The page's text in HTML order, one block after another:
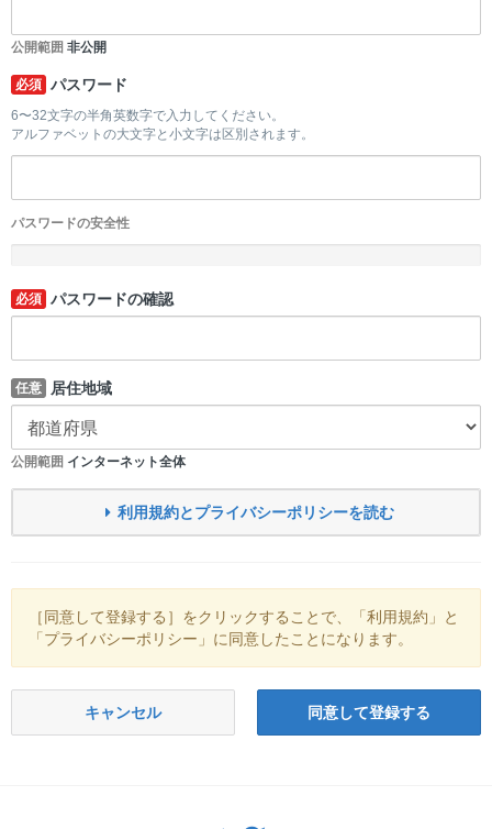
公開範囲 非公開
必須 パスワード
6〜32文字の半角英数字で入力してください。
アルファベットの大文字と小文字は区別されます。
パスワードの安全性
必須 パスワードの確認
任意 居住地域
公開範囲 インターネット全体
利用規約とプライバシーポリシーを読む
［同意して登録する］をクリックすることで、「利用規約」と
「プライバシーポリシー」に同意したことになります。
キャンセル 同意して登録する